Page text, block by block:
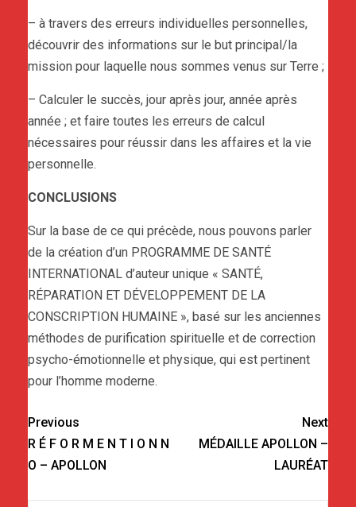
– à travers des erreurs individuelles personnelles,
découvrir des informations sur le but principal/la
mission pour laquelle nous sommes venus sur Terre ;
– Calculer le succès, jour après jour, année après
année ; et faire toutes les erreurs de calcul
nécessaires pour réussir dans les affaires et la vie
personnelle.
CONCLUSIONS
Sur la base de ce qui précède, nous pouvons parler
de la création d’un PROGRAMME DE SANTÉ
INTERNATIONAL d’auteur unique « SANTÉ,
RÉPARATION ET DÉVELOPPEMENT DE LA
CONSCRIPTION HUMAINE », basé sur les anciennes
méthodes de purification spirituelle et de correction
psycho-émotionnelle et physique, qui est pertinent
pour l’homme moderne.
Previous
R É F O R M E N T I O N N
O – APOLLON
Next
MÉDAILLE APOLLON –
LAURÉAT